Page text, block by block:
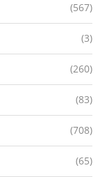
(567)
(3)
(260)
(83)
(708)
(65)